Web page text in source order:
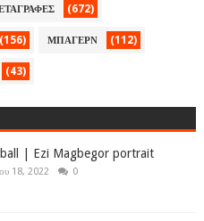
(672)
(156) ΜΠΑΓΕΡΝ (112)
(43)
| Ezi Magbegor portrait
18, 2022 0